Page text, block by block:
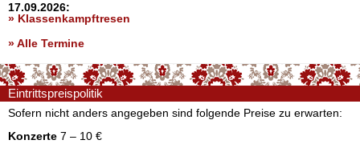
17.09.2026:
» Klassenkampftresen
» Alle Termine
Eintrittspreispolitik
Sofern nicht anders angegeben sind folgende Preise zu erwarten:
Konzerte 7 – 10 €